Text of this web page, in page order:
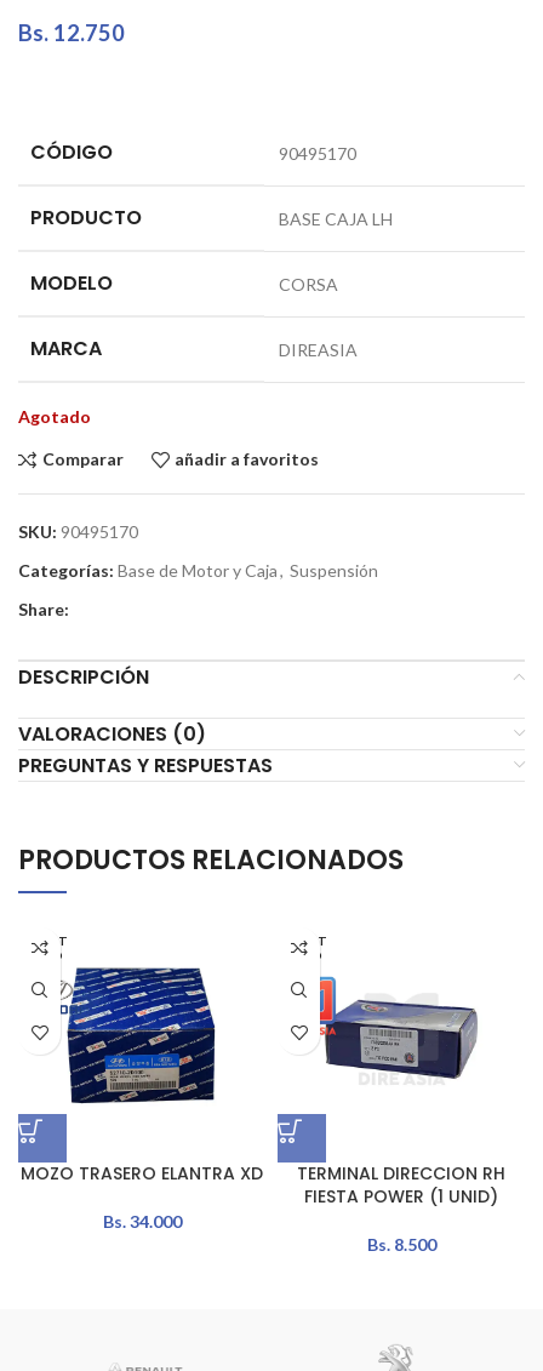
Bs. 12.750
CÓDIGO 90495170
PRODUCTO BASE CAJA LH
MODELO CORSA
MARCA DIREASIA
Agotado
Comparar añadir a favoritos
SKU: 90495170
Categorías: Base de Motor y Caja, Suspensión
Share:
DESCRIPCIÓN
VALORACIONES (0)
PREGUNTAS Y RESPUESTAS
PRODUCTOS RELACIONADOS
AGOT
ADO
MOZO TRASERO ELANTRA XD
Bs.34.000
AGOT
ADO
TERMINAL DIRECCION RH
FIESTA POWER (1 UNID)
Bs.8.500